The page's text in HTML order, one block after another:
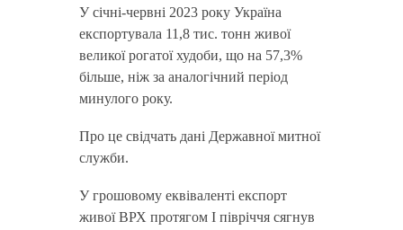
У січні-червні 2023 року Україна
експортувала 11,8 тис. тонн живої
великої рогатої худоби, що на 57,3%
більше, ніж за аналогічний період
минулого року.
Про це свідчать дані Державної митної
служби.
У грошовому еквіваленті експорт
живої ВРХ протягом І півріччя сягнув